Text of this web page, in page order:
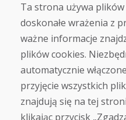
Zakup
Sklep
Warunki
Transport
Zapłata
Skarga
Zwrot i
Ochrona
Ta strona używa
doskonałe wrażenia z
ważne informacje
plików cookies.
automatycznie
przyjęcie wszystkich
znajdują się na tej
klikając przycisk